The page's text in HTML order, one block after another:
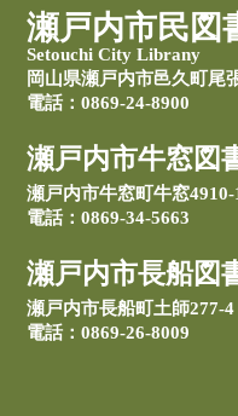
瀬戸内市民図
Setouchi City Librany
岡山県瀬戸内市邑久町尾
電話：0869-24-8900
瀬戸内市牛窓図
瀬戸内市牛窓町牛窓4910-
電話：0869-34-5663
瀬戸内市長船図
瀬戸内市長船町土師277-4
電話：0869-26-8009